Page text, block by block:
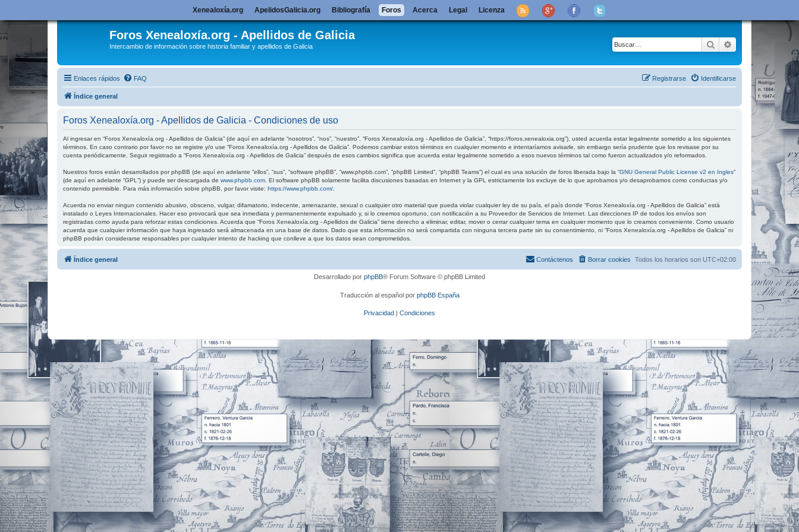
Foros Xenealoxía.org - Apellidos de Galicia
Intercambio de información sobre historia familiar y apellidos de Galicia Buscar Búsqueda
Enlaces rápidos FAQ Identificarse
Registrarse
Índice general
Foros Xenealoxía.org - Apellidos de Galicia - Condiciones de uso
Al ingresar en “Foros Xenealoxía.org - Apellidos de Galicia” (de aquí en adelante “nosotros”, “nos”, “nuestro”, “Foros Xenealoxía.org - Apellidos de Galicia”, “https://foros.xenealoxia.org”), usted acuerda estar legalmente sometido a los siguientes
términos. En caso contrario por favor no se registre y/o use “Foros Xenealoxía.org - Apellidos de Galicia”. Podemos cambiar estos términos en cualquier momento e intentaríamos avisarle, sin embargo sería prudente que los revisase por su
cuenta periódicamente. Seguir registrado a “Foros Xenealoxía.org - Apellidos de Galicia” después de esos cambios significa que acuerda estar legalmente sometido a esos nuevos términos tal como fueron actualizados y/o reformados.
Nuestros foros están desarrollados por phpBB (de aquí en adelante “ellos”, “sus”, “software phpBB”, “www.phpbb.com”, “phpBB Limited”, “phpBB Teams”) el cual es una solución de foros liberada bajo la “GNU General Public License v2 en Ingles”
(de aquí en adelante “GPL”) y puede ser descargada de www.phpbb.com . El software phpBB solamente facilita discusiones basadas en Internet y la GPL estrictamente los excluye de lo que aprobamos y/o desaprobamos como conductas y/o
contenido permisible. Para más información sobre phpBB, por favor visite: https://www.phpbb.com/
Acuerda no enviar ningun contenido abusivo, obsceno, vulgar, difamatorio, indecente, amenazante, sexual o cualquier otro material que pueda violar cualquier ley de su país, el país donde “Foros Xenealoxía.org - Apellidos de Galicia” está
instalado o Leyes Internacionales. Hacer eso provocará que sea inmediata y permanentemente expulsado y, si lo creemos oportuno, con notificación a su Proveedor de Servicios de Internet. Las direcciones IP de todos los envíos son
registradas como ayuda para reforzar estas condiciones. Acuerda que “Foros Xenealoxía.org - Apellidos de Galicia” tiene derecho a eliminar, editar, mover o cerrar cualquier tema en cualquier momento que lo creamos conveniente. Como usuario
acuerda que cualquier información que haya ingresado será almacenada en una base de datos. Dado que esta información no será compartida con ninguna tercera parte sin su consentimiento, ni “Foros Xenealoxía.org - Apellidos de Galicia” ni
phpBB podrán considerarse responsables por cualquier intento de hacking que conlleve a que los datos sean comprometidos.
Xenealoxía.org ApelidosGalicia.org Bibliografía Foros Acerca Legal Licenza
Índice general Todos los horarios son UTC+02:00
Borrar cookies
Contáctenos
Desarrollado por phpBB® Forum Software © phpBB Limited
Traducción al español por phpBB España
Privacidad | Condiciones